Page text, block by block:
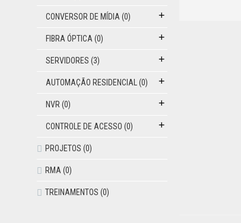
CONVERSOR DE MÍDIA (0) +
FIBRA ÓPTICA (0) +
SERVIDORES (3) +
AUTOMAÇÃO RESIDENCIAL (0) +
NVR (0) +
CONTROLE DE ACESSO (0) +
PROJETOS (0)
RMA (0)
TREINAMENTOS (0)